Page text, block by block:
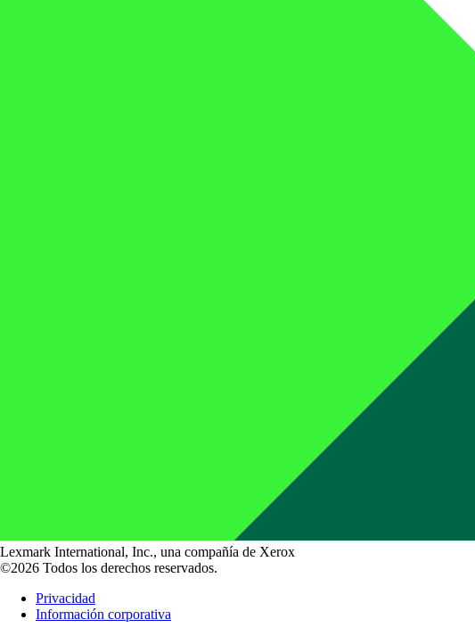
Lexmark International, Inc., una compañía de Xerox
©2026 Todos los derechos reservados.
Privacidad
Información corporativa